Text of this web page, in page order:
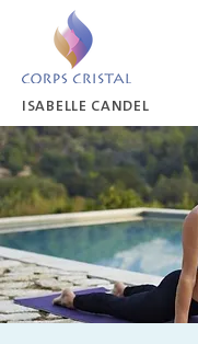
ISABELLE CANDEL